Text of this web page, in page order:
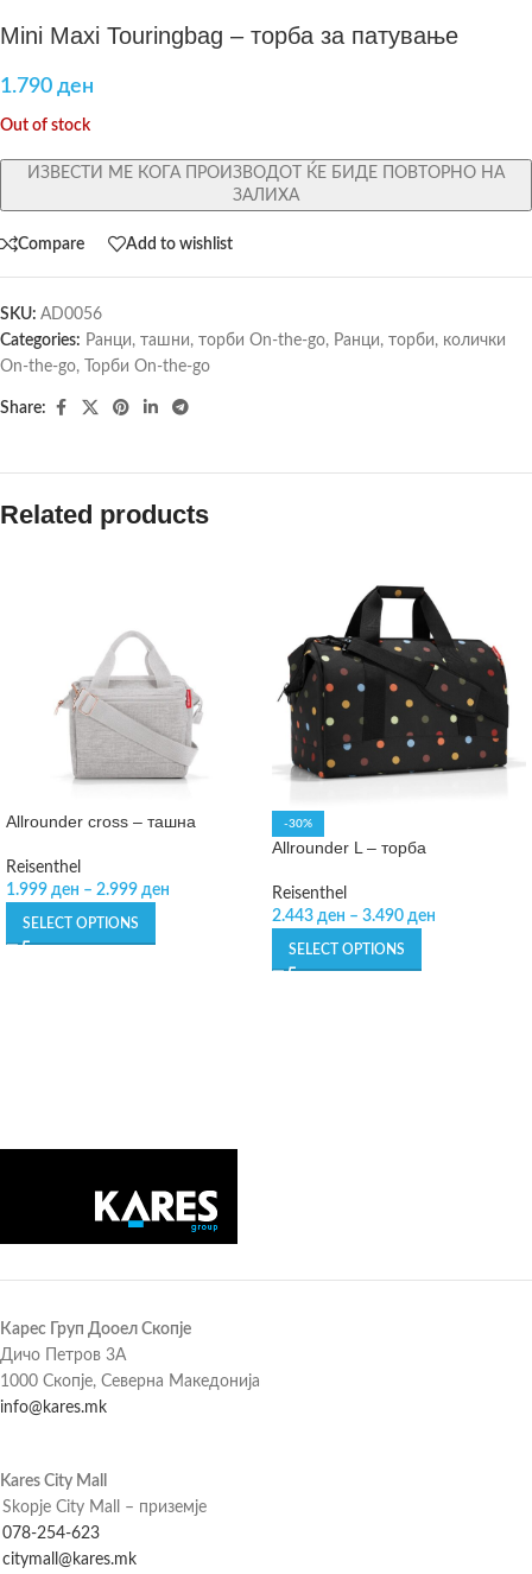
Mini Maxi Touringbag – торба за патување
1.790 ден
Out of stock
ИЗВЕСТИ МЕ КОГА ПРОИЗВОДОТ ЌЕ БИДЕ ПОВТОРНО НА
ЗАЛИХА
Compare Add to wishlist
SKU: AD0056
Categories: Ранци, ташни, торби On-the-go, Ранци, торби, колички
On-the-go, Торби On-the-go
Share:
Related products
Allrounder cross – ташна
Reisenthel
1.999 ден – 2.999 ден
SELECT OPTIONS
-30%
Allrounder L – торба
Reisenthel
2.443 ден – 3.490 ден
SELECT OPTIONS
Карес Груп Дооел Скопје
Дичо Петров 3А
1000 Скопје, Северна Македонија
info@kares.mk
Kares City Mall
Skopje City Mall – приземје
078-254-623
citymall@kares.mk